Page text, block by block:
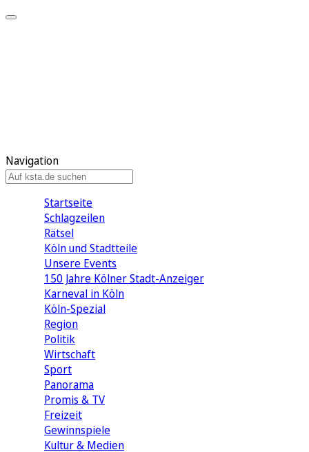
Navigation
Startseite
Schlagzeilen
Rätsel
Köln und Stadtteile
Unsere Events
150 Jahre Kölner Stadt-Anzeiger
Karneval in Köln
Köln-Spezial
Region
Politik
Wirtschaft
Sport
Panorama
Promis & TV
Freizeit
Gewinnspiele
Kultur & Medien